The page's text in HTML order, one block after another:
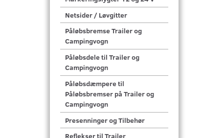
Netsider / Løvgitter
Påløbsbremse Trailer og
Campingvogn
Påløbsdele til Trailer og
Campingvogn
Påløbsdæmpere til
Påløbsbremser på Trailer og
Campingvogn
Presenninger og Tilbehør